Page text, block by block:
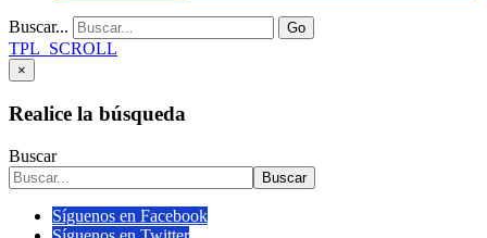
Buscar... Go
TPL_SCROLL
×
Realice la búsqueda
Buscar
Buscar
Síguenos en Facebook